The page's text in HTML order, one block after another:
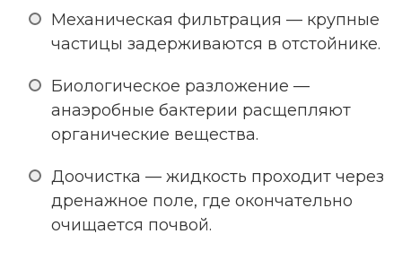
Механическая фильтрация — крупные
частицы задерживаются в отстойнике.
Биологическое разложение —
анаэробные бактерии расщепляют
органические вещества.
Доочистка — жидкость проходит через
дренажное поле, где окончательно
очищается почвой.